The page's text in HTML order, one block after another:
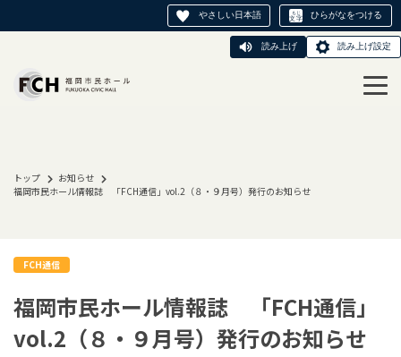
やさしい日本語 ひらがなをつける
読み上げ 読み上げ設定
トップ
お知らせ
福岡市民ホール情報誌 「FCH通信」vol.2（８・９月号）発行のお知らせ
FCH通信
福岡市民ホール情報誌 「FCH通信」
vol.2（８・９月号）発行のお知らせ